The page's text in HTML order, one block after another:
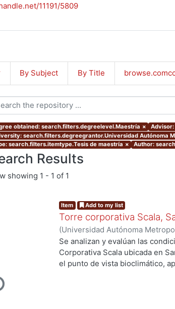
11191/5809
By Subject By Title
obtained: search.filters.degreelevel.Maestría ×
search.filters.degreegrantor.Universidad Autónoma
search.filters.itemtype.Tesis de maestría × Author:
Results
showing 1 - 1 of 1
Item Add to my list
Torre corporativa Scala,
(Universidad Autónoma
de Servicios de Información.,
Se analizan y evalúan las
Corporativa Scala ubicada en
el punto de vista bioclimático,